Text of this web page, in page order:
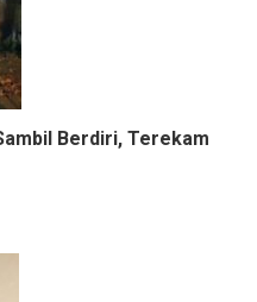
Berdiri, Terekam